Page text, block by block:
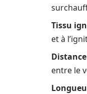
Tissu
et à
entre le